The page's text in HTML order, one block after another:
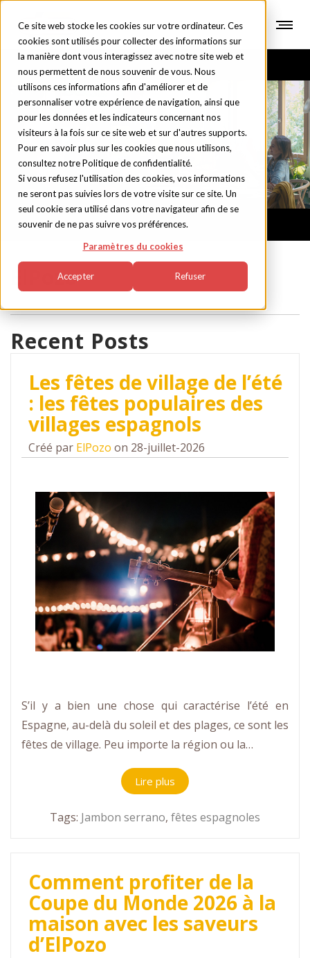
Ce site web stocke les cookies sur votre ordinateur. Ces
cookies sont utilisés pour collecter des informations sur
la manière dont vous interagissez avec notre site web et
nous permettent de nous souvenir de vous. Nous
utilisons ces informations afin d'améliorer et de
personnaliser votre expérience de navigation, ainsi que
pour les données et les indicateurs concernant nos
visiteurs à la fois sur ce site web et sur d'autres supports.
Pour en savoir plus sur les cookies que nous utilisons,
consultez notre Politique de confidentialité.
Si vous refusez l'utilisation des cookies, vos informations
ne seront pas suivies lors de votre visite sur ce site. Un
seul cookie sera utilisé dans votre navigateur afin de se
souvenir de ne pas suivre vos préférences.
Paramètres du cookies
Accepter Refuser
Blog
ElPozo
Recent Posts
Les fêtes de village de l’été
: les fêtes populaires des
villages espagnols
Créé par ElPozo on 28-juillet-2026
S’il y a bien une chose qui caractérise l’été en
Espagne, au-delà du soleil et des plages, ce sont les
fêtes de village. Peu importe la région ou la…
Lire plus
Tags: Jambon serrano, fêtes espagnoles
Comment profiter de la
Coupe du Monde 2026 à la
maison avec les saveurs
d’ElPozo